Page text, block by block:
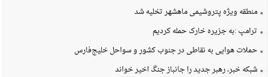
منطقه ویژه پتروشیمی ماهشهر تخلیه شد
ترامپ :به جزیره خارک حمله کردیم
حملات هوایی به نقاطی در جنوب کشور و سواحل خلیج‌فارس
شبکه خبر، رهبر جدید را جانباز جنگ اخیر خواند